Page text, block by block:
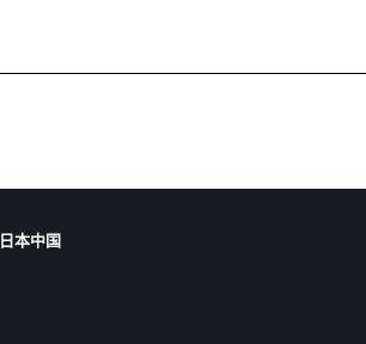
日本中国